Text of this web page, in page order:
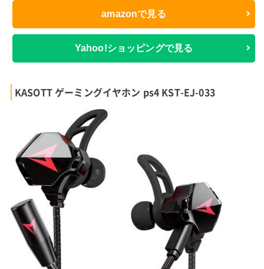
amazonで見る
Yahoo!ショッピングで見る
KASOTT ゲーミングイヤホン ps4 KST-EJ-033